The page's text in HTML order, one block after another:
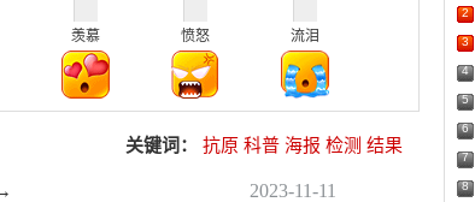
羡慕 愤怒 流泪
关键词： 抗原 科普 海报 检测 结果
2023-11-11
2
3
4
5
6
7
8